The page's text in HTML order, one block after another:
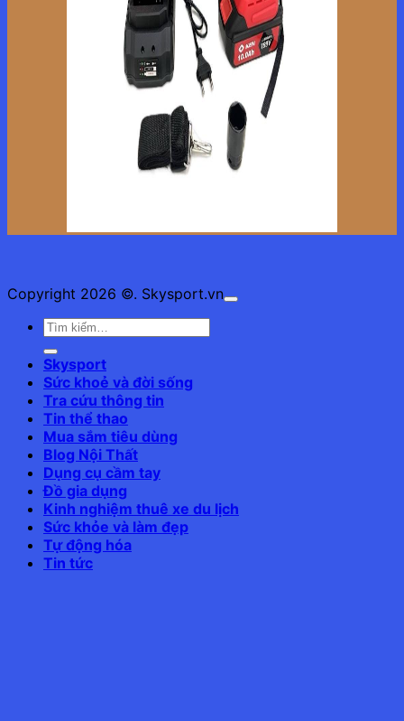
Copyright 2026 ©. Skysport.vn
Skysport
Sức khoẻ và đời sống
Tra cứu thông tin
Tin thể thao
Mua sắm tiêu dùng
Blog Nội Thất
Dụng cụ cầm tay
Đồ gia dụng
Kinh nghiệm thuê xe du lịch
Sức khỏe và làm đẹp
Tự động hóa
Tin tức